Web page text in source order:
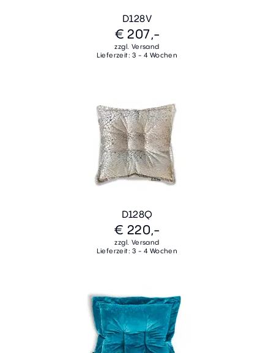
D128V
€ 207,-
zzgl. Versand
Lieferzeit: 3 - 4 Wochen
D128Q
€ 220,-
zzgl. Versand
Lieferzeit: 3 - 4 Wochen